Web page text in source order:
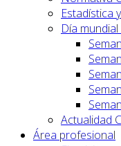
Estadística
Día
Actualidad
Área profesional